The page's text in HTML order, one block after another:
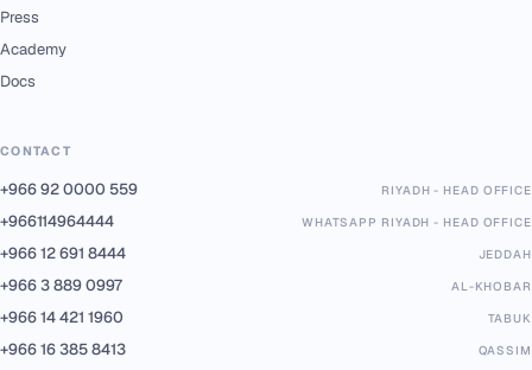
Press
Academy
Docs
CONTACT
+966 92 0000 559 RIYADH - HEAD OFFICE
+966114964444 WHATSAPP RIYADH - HEAD OFFICE
+966 12 691 8444 JEDDAH
+966 3 889 0997 AL-KHOBAR
+966 14 421 1960 TABUK
+966 16 385 8413 QASSIM